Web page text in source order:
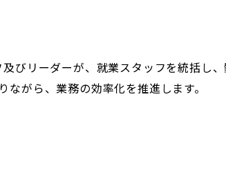
びリーダーが、就業スタッフを統括し
がら、業務の効率化を推進します。